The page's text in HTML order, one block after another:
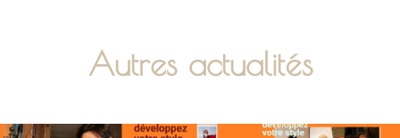
Autres actualités